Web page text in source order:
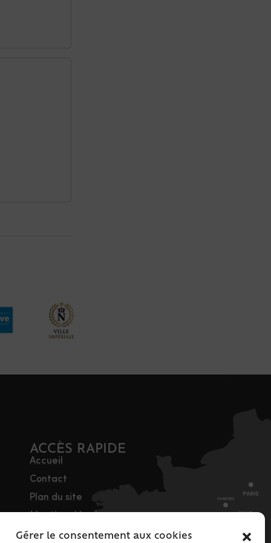
Gérer le consentement aux cookies
ACCÈS RAPIDE
Accueil
Contact
Plan du site
Mentions légales
Traitement des